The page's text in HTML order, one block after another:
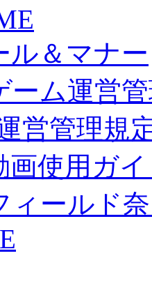
ル＆マナー
ーム運営
営管理規
画使用ガ
ィールド